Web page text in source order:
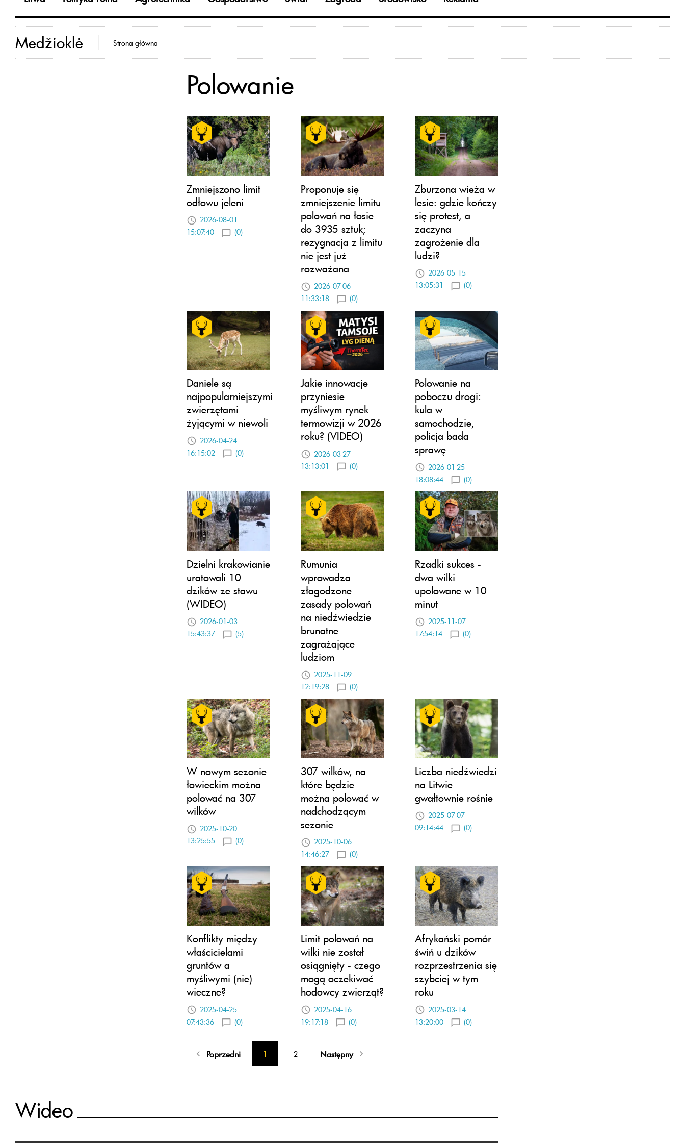
Medžioklė Strona główna
Polowanie
Zmniejszono limit
odłowu jeleni
2026-08-01
15:07:40
(0)
Proponuje się
zmniejszenie limitu
polowań na łosie
do 3935 sztuk;
rezygnacja z limitu
nie jest już
rozważana
2026-07-06
11:33:18
(0)
Zburzona wieża w
lesie: gdzie kończy
się protest, a
zaczyna
zagrożenie dla
ludzi?
2026-05-15
13:05:31
(0)
Daniele są
najpopularniejszymi
zwierzętami
żyjącymi w niewoli
2026-04-24
16:15:02
(0)
Jakie innowacje
przyniesie
myśliwym rynek
termowizji w 2026
roku? (VIDEO)
2026-03-27
13:13:01
(0)
Polowanie na
poboczu drogi:
kula w
samochodzie,
policja bada
sprawę
2026-01-25
18:08:44
(0)
Dzielni krakowianie
uratowali 10
dzików ze stawu
(WIDEO)
2026-01-03
15:43:37
(5)
Rumunia
wprowadza
złagodzone
zasady polowań
na niedźwiedzie
brunatne
zagrażające
ludziom
2025-11-09
12:19:28
(0)
Rzadki sukces -
dwa wilki
upolowane w 10
minut
2025-11-07
17:54:14
(0)
W nowym sezonie
łowieckim można
polować na 307
wilków
2025-10-20
13:25:55
(0)
307 wilków, na
które będzie
można polować w
nadchodzącym
sezonie
2025-10-06
14:46:27
(0)
Liczba niedźwiedzi
na Litwie
gwałtownie rośnie
2025-07-07
09:14:44
(0)
Konflikty między
właścicielami
gruntów a
myśliwymi (nie)
wieczne?
2025-04-25
07:43:36
(0)
Limit polowań na
wilki nie został
osiągnięty - czego
mogą oczekiwać
hodowcy zwierząt?
2025-04-16
19:17:18
(0)
Afrykański pomór
świń u dzików
rozprzestrzenia się
szybciej w tym
roku
2025-03-14
13:20:00
(0)
Poprzedni 1 2 Następny
Wideo